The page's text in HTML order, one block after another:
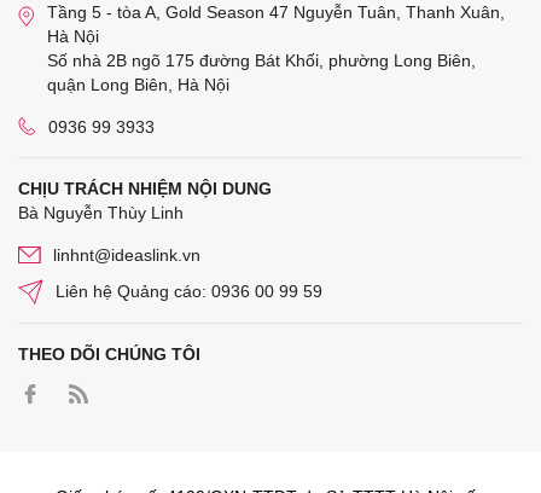
Tầng 5 - tòa A, Gold Season 47 Nguyễn Tuân, Thanh Xuân,
Hà Nội
Số nhà 2B ngõ 175 đường Bát Khối, phường Long Biên,
quận Long Biên, Hà Nội
0936 99 3933
CHỊU TRÁCH NHIỆM NỘI DUNG
Bà Nguyễn Thùy Linh
linhnt@ideaslink.vn
Liên hệ Quảng cáo: 0936 00 99 59
THEO DÕI CHÚNG TÔI